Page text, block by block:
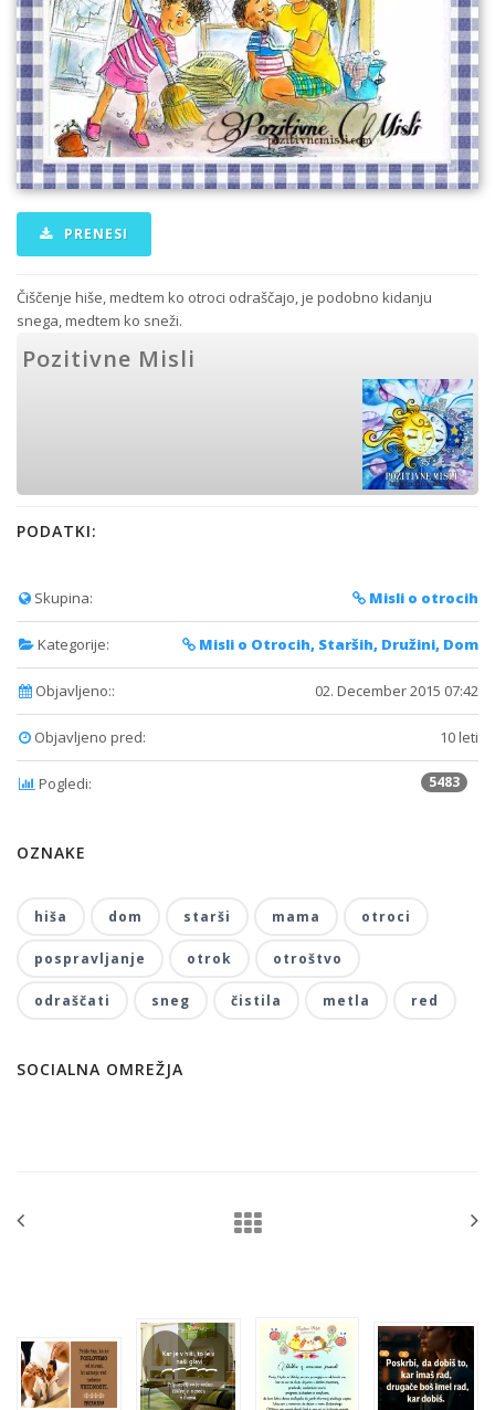
PRENESI
Čiščenje hiše, medtem ko otroci odraščajo, je podobno kidanju
snega, medtem ko sneži.
Pozitivne Misli
PODATKI:
Skupina: Misli o otrocih
Kategorije: Misli o Otrocih, Starših, Družini, Dom
Objavljeno:: 02. December 2015 07:42
Objavljeno pred: 10 leti
Pogledi: 5483
OZNAKE
hiša dom starši mama otroci
pospravljanje otrok otroštvo
odraščati sneg čistila metla red
SOCIALNA OMREŽJA